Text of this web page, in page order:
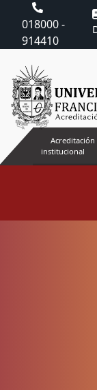
018000 -
914410
Acreditación
institucional